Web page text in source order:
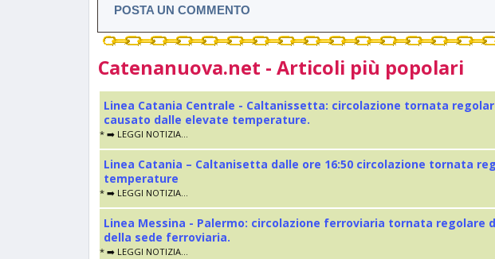
POSTA UN COMMENTO
Catenanuova.net - Articoli più popolari
Linea Catania Centrale - Caltanissetta: circolazione tornata
causato dalle elevate temperature.
* ➡️ LEGGI NOTIZIA...
Linea Catania – Caltanisetta dalle ore 16:50 circolazione tornata
temperature
* ➡️ LEGGI NOTIZIA...
Linea Messina - Palermo: circolazione ferroviaria tornata regolare
della sede ferroviaria.
* ➡️ LEGGI NOTIZIA...